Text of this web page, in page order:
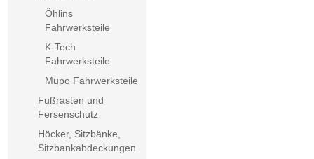
Öhlins
Fahrwerksteile
K-Tech
Fahrwerksteile
Mupo Fahrwerksteile
Fußrasten und
Fersenschutz
Höcker, Sitzbänke,
Sitzbankabdeckungen